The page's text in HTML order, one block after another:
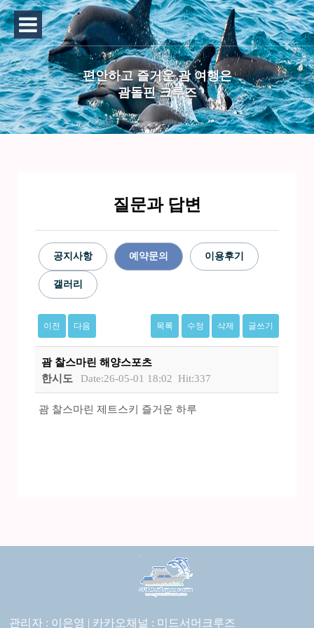
편안하고 즐거운 괌 여행은
괌돌핀 크루즈
질문과 답변
공지사항 예약문의 이용후기
갤러리
이전 다음 목록 수정 삭제 글쓰기
괌 찰스마린 해양스포츠
한시도
Date:26-05-01 18:02 Hit:337
괌 찰스마린 제트스키 즐거운 하루
관리자 : 이은영 | 카카오채널 : 미드서머크루즈